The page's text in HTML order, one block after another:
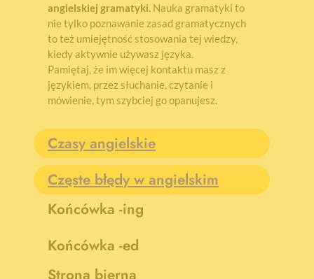
angielskiej gramatyki. Nauka gramatyki to
nie tylko poznawanie zasad gramatycznych
to też umiejętność stosowania tej wiedzy,
kiedy aktywnie używasz języka.
Pamiętaj, że im więcej kontaktu masz z
językiem, przez słuchanie, czytanie i
mówienie, tym szybciej go opanujesz.
Czasy angielskie
Częste błędy w angielskim
Końcówka -ing
Końcówka -ed